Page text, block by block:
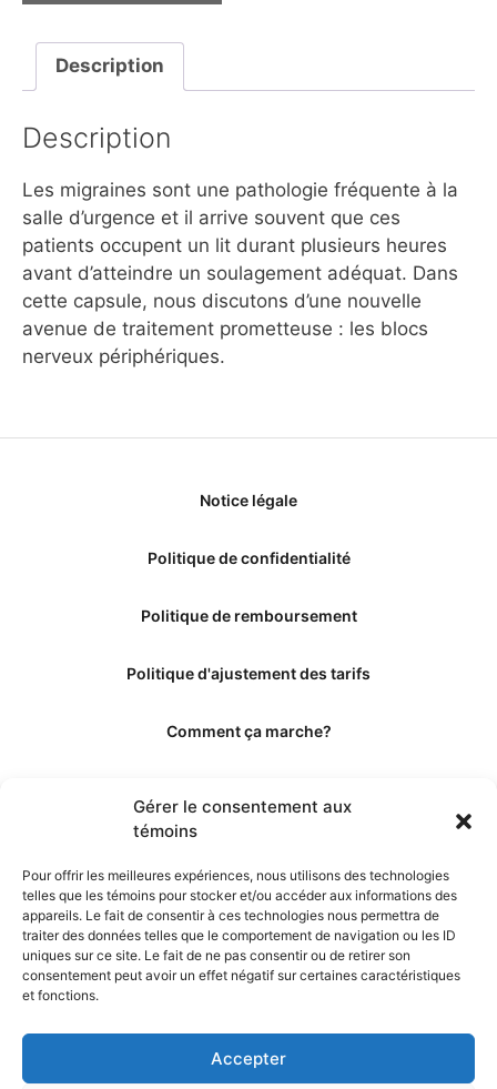
Gérer le consentement aux
témoins
Pour offrir les meilleures expériences, nous utilisons des technologies
telles que les témoins pour stocker et/ou accéder aux informations des
appareils. Le fait de consentir à ces technologies nous permettra de
traiter des données telles que le comportement de navigation ou les ID
uniques sur ce site. Le fait de ne pas consentir ou de retirer son
consentement peut avoir un effet négatif sur certaines caractéristiques
et fonctions.
Accepter
Description
Description
Les migraines sont une pathologie fréquente à la
salle d’urgence et il arrive souvent que ces
patients occupent un lit durant plusieurs heures
avant d’atteindre un soulagement adéquat. Dans
cette capsule, nous discutons d’une nouvelle
avenue de traitement prometteuse : les blocs
nerveux périphériques.
Notice légale
Politique de confidentialité
Politique de remboursement
Politique d'ajustement des tarifs
Comment ça marche?
Les éditeurs
Les experts et collaborateurs